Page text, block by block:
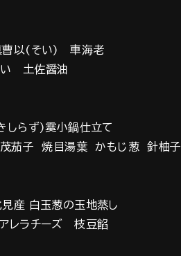
(そい) 車海老
土佐醤油
らず)霙小鍋仕立て
子 焼目湯葉 かもじ葱 針柚子
白玉葱の玉地蒸し
ラチーズ 枝豆餡